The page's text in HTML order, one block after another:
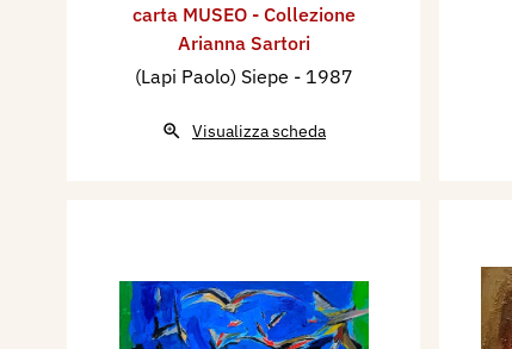
carta MUSEO - Collezione
Arianna Sartori
(Lapi Paolo) Siepe - 1987
Visualizza scheda